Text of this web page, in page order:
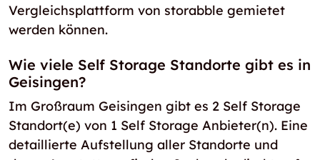
Vergleichsplattform von storabble gemietet
werden können.
Wie viele Self Storage Standorte gibt es in
Geisingen?
Im Großraum Geisingen gibt es 2 Self Storage
Standort(e) von 1 Self Storage Anbieter(n). Eine
detaillierte Aufstellung aller Standorte und